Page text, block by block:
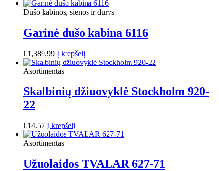
Dušo kabinos, sienos ir durys
Garinė dušo kabina 6116
€1,389.99 Į krepšelį
Asortimentas
Skalbinių džiuovyklė Stockholm 920-
22
€14.57 Į krepšelį
Asortimentas
Užuolaidos TVALAR 627-71